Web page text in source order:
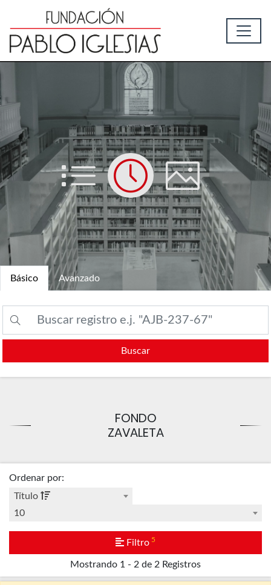
List Time Picture
Básico Avanzado
Buscar
FONDO
ZAVALETA
Mostrando 1 - 2 de 2 Registros
Ordenar por:
Título
10
Filtro 5